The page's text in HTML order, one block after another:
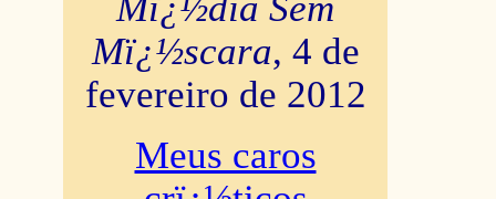
Mï¿½scara, 4 de
fevereiro de 2012
Meus caros